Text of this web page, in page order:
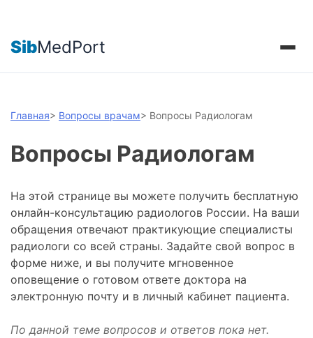
SibMedPort
Главная> Вопросы врачам> Вопросы Радиологам
Вопросы Радиологам
На этой странице вы можете получить бесплатную
онлайн-консультацию радиологов России. На ваши
обращения отвечают практикующие специалисты
радиологи со всей страны. Задайте свой вопрос в
форме ниже, и вы получите мгновенное
оповещение о готовом ответе доктора на
электронную почту и в личный кабинет пациента.
По данной теме вопросов и ответов пока нет.